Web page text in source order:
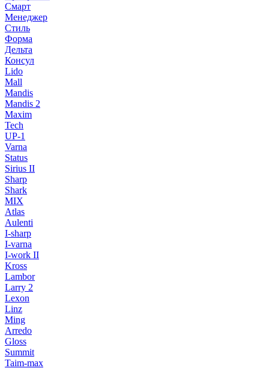
Смарт
Менеджер
Стиль
Форма
Дельта
Консул
Lido
Mall
Mandis
Mandis 2
Maxim
Tech
UP-1
Varna
Status
Sirius II
Sharp
Shark
MIX
Atlas
Aulenti
I-sharp
I-varna
I-work II
Kross
Lambor
Larry 2
Lexon
Linz
Ming
Arredo
Gloss
Summit
Taim-max